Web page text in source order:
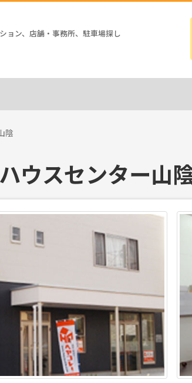
ョン、店舗・事務所、駐車場探し
陰
ウスセンター山